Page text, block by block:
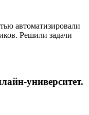
автоматизировали
Решили задачи
университет.